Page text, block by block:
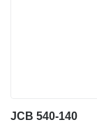
JCB 540-140